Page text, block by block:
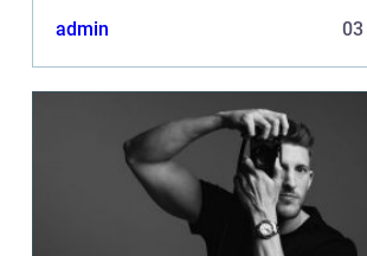
admin